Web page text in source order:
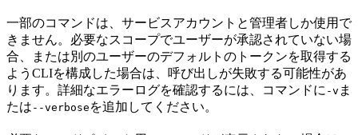
一部のコマンドは、サービスアカウントと管理者しか使用で
きません。必要なスコープでユーザーが承認されていない場
合、または別のユーザーのデフォルトのトークンを取得する
ようCLIを構成した場合は、呼び出しが失敗する可能性があ
ります。詳細なエラーログを確認するには、コマンドに -v ま
たは --verbose を追加してください。